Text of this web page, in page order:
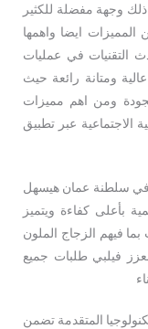
ذلك وجهة مفضلة للكثير
ايضا واهمها
التقنيات في عمليات
ومتانة رائعة حيث
ومن اهم مميزات
الاجتماعية عبر تطبيق
في سلطنة عمان هيسهل
بأعلى كفاءة ويتميز
فيهم الزجاج الملون
فيلبي طلبات جميع
المتقدمة تضمن